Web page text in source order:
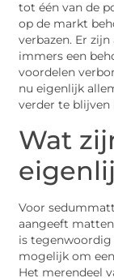
tot één van de
op de markt
verbazen. Er
immers een
voordelen
nu eigenlijk
verder te blijven
Wat
Voor
aangeeft
is tegenwoordig
mogelijk om
Het merendeel